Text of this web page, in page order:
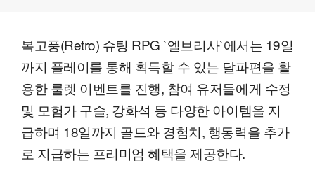
복고풍(Retro) 슈팅 RPG `엘브리사`에서는 19일
까지 플레이를 통해 획득할 수 있는 달파편을 활
용한 룰렛 이벤트를 진행, 참여 유저들에게 수정
및 모험가 구슬, 강화석 등 다양한 아이템을 지
급하며 18일까지 골드와 경험치, 행동력을 추가
로 지급하는 프리미엄 혜택을 제공한다.